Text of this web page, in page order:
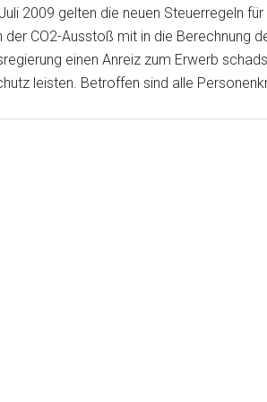
2009 gelten die neuen Steuerregeln
der CO2-Ausstoß mit in die Berechnung
einen Anreiz zum Erwerb
leisten. Betroffen sind alle